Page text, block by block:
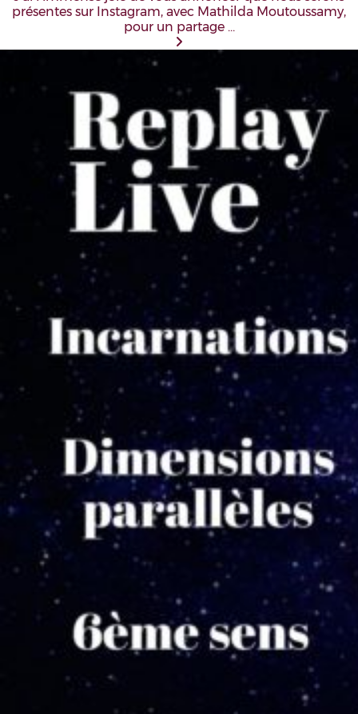
présentes sur Instagram, avec Mathilda Moutoussamy,
pour un partage …